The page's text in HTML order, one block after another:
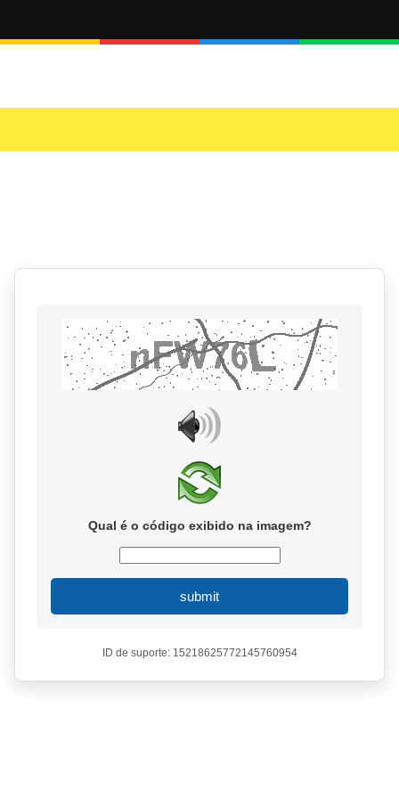
Qual é o código exibido na imagem?
submit
ID de suporte: 15218625772145760954